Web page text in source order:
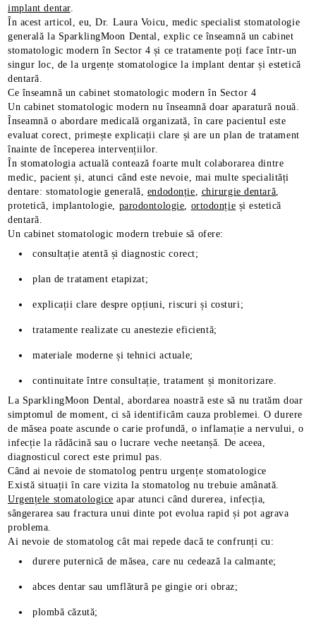
despre
Dental
implant dentar.
În acest articol, eu, Dr. Laura Voicu, medic specialist stomatologie
generală la SparklingMoon Dental, explic ce înseamnă un cabinet
stomatologic modern în Sector 4 și ce tratamente poți face într-un
singur loc, de la urgențe stomatologice la implant dentar și estetică
dentară.
Ce înseamnă un cabinet stomatologic modern în Sector 4
Un cabinet stomatologic modern nu înseamnă doar aparatură nouă.
Înseamnă o abordare medicală organizată, în care pacientul este
evaluat corect, primește explicații clare și are un plan de tratament
înainte de începerea intervențiilor.
În stomatologia actuală contează foarte mult colaborarea dintre
medic, pacient și, atunci când este nevoie, mai multe specialități
dentare: stomatologie generală, endodonție, chirurgie dentară,
protetică, implantologie, parodontologie, ortodonție și estetică
dentară.
Un cabinet stomatologic modern trebuie să ofere:
consultație atentă și diagnostic corect;
plan de tratament etapizat;
explicații clare despre opțiuni, riscuri și costuri;
tratamente realizate cu anestezie eficientă;
materiale moderne și tehnici actuale;
continuitate între consultație, tratament și monitorizare.
La SparklingMoon Dental, abordarea noastră este să nu tratăm doar
simptomul de moment, ci să identificăm cauza problemei. O durere
de măsea poate ascunde o carie profundă, o inflamație a nervului, o
infecție la rădăcină sau o lucrare veche neetanșă. De aceea,
diagnosticul corect este primul pas.
Când ai nevoie de stomatolog pentru urgențe stomatologice
Există situații în care vizita la stomatolog nu trebuie amânată.
Urgențele stomatologice apar atunci când durerea, infecția,
sângerarea sau fractura unui dinte pot evolua rapid și pot agrava
problema.
Ai nevoie de stomatolog cât mai repede dacă te confrunți cu:
durere puternică de măsea, care nu cedează la calmante;
abces dentar sau umflătură pe gingie ori obraz;
plombă căzută;